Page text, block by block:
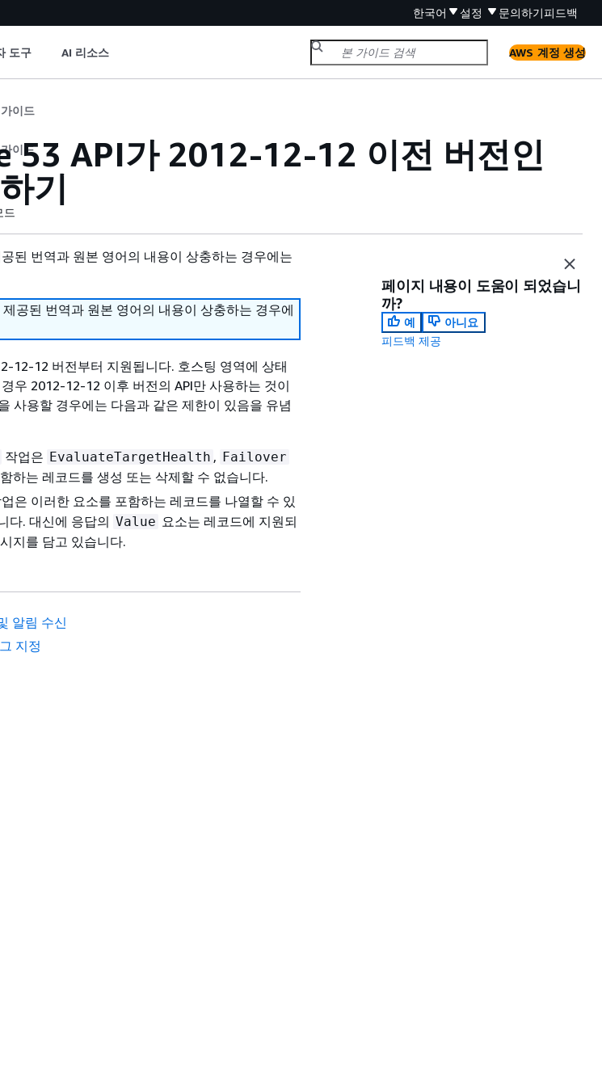
한국어 설정 문의하기피드백
도구 AI 리소스 AWS 계정 생성
이드
이드
53 API가 2012-12-12 이전 버전인
기
드
된 번역과 원본 영어의 내용이 상충하는 경우에는
공된 번역과 원본 영어의 내용이 상충하는 경우에
12-12 버전부터 지원됩니다. 호스팅 영역에 상태
우 2012-12-12 이후 버전의 API만 사용하는 것이
사용할 경우에는 다음과 같은 제한이 있음을 유념
작업은 EvaluateTargetHealth , Failover
하는 레코드를 생성 또는 삭제할 수 없습니다.
은 이러한 요소를 포함하는 레코드를 나열할 수 있
다. 대신에 응답의 Value 요소는 레코드에 지원되
지를 담고 있습니다.
페이지 내용이 도움이 되었습니
까?
예
아니요
피드백 제공
알림 수신
지정